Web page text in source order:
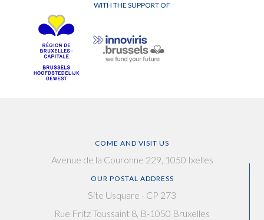
WITH THE SUPPORT OF
COME AND VISIT US
Avenue de la Couronne 229, 1050 Ixelles
OUR POSTAL ADDRESS
Site Usquare - CP 273
Rue Fritz Toussaint 8, B-1050 Bruxelles